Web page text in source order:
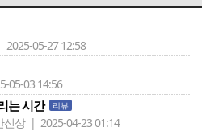
05-27 12:58
05-03 14:56
는 시간 리뷰
신상 | 2025-04-23 01:14